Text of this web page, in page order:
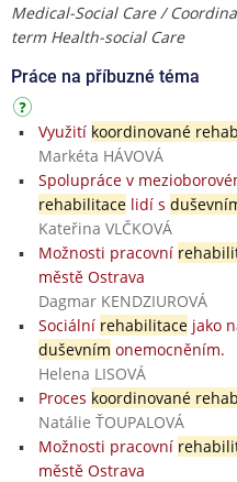
Medical-Social Care /
term Health-social Care
Práce na příbuzné téma
Využití koordinované
Markéta HÁVOVÁ
Spolupráce v
rehabilitacelidí s
Kateřina VLČKOVÁ
Možnosti pracovní
městě Ostrava
Dagmar KENDZIUROVÁ
Sociální rehabilitacejako
duševním onemocněním.
Helena LISOVÁ
Proces koordinované
Natálie ŤOUPALOVÁ
Možnosti pracovní
městě Ostrava